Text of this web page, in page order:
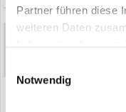
Partner führen diese
weiteren Daten
Notwendig
and this one